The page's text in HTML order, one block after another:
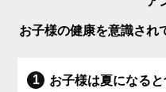
お子様の健康を意識され
お子様は夏になる